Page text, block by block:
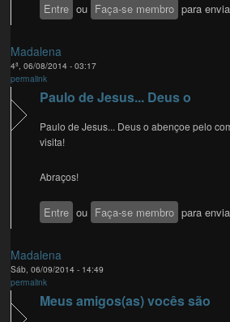
Entre ou Faça-se membro para
Madalena
4ª, 06/08/2014 - 03:17
permalink
Paulo de Jesus... Deus o
Paulo de Jesus... Deus o abençoe pelo
visita!
Abraços!
Entre ou Faça-se membro para
Madalena
Sáb, 06/09/2014 - 14:49
permalink
Meus amigos(as) vocês são